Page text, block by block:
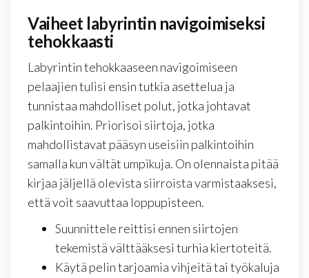
Vaiheet labyrintin navigoimiseksi
tehokkaasti
Labyrintin tehokkaaseen navigoimiseen
pelaajien tulisi ensin tutkia asettelua ja
tunnistaa mahdolliset polut, jotka johtavat
palkintoihin. Priorisoi siirtoja, jotka
mahdollistavat pääsyn useisiin palkintoihin
samalla kun vältät umpikuja. On olennaista pitää
kirjaa jäljellä olevista siirroista varmistaaksesi,
että voit saavuttaa loppupisteen.
Suunnittele reittisi ennen siirtojen
tekemistä välttääksesi turhia kiertoteitä.
Käytä pelin tarjoamia vihjeitä tai työkaluja